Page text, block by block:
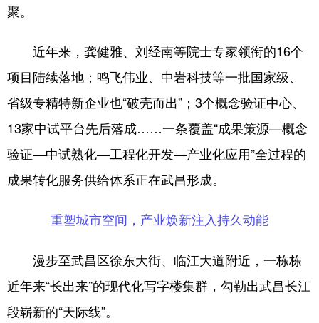
聚。
近年来，龚健雅、刘经南等院士专家领衔的16个
项目陆续落地；鸣飞伟业、中岩科技等一批国家级、
省级专精特新企业也“破壳而出”；3个概念验证中心、
13家中试平台先后落成……一条覆盖“成果策源—概念
验证—中试熟化—工程化开发—产业化应用”全过程的
成果转化服务供给体系正在武昌形成。
重塑城市空间，产业焕新注入持久动能
漫步至武昌区徐东大街、临江大道附近，一栋栋
近年来“长出来”的现代化写字楼集群，勾勒出武昌长江
段崭新的“天际线”。